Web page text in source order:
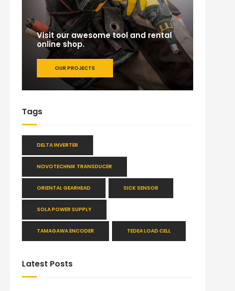
Visit our awesome tool and rental
online shop.
OUR PROJECTS
Tags
DELTA INVERTER
NOVOTECHNIK TRANSDUCER
ORIENTAL GEARHEAD SICK SENSOR
SOLA POWER SUPPLY
TAMAGAWA ENCODER TEDEA LOAD CELL
Latest Posts